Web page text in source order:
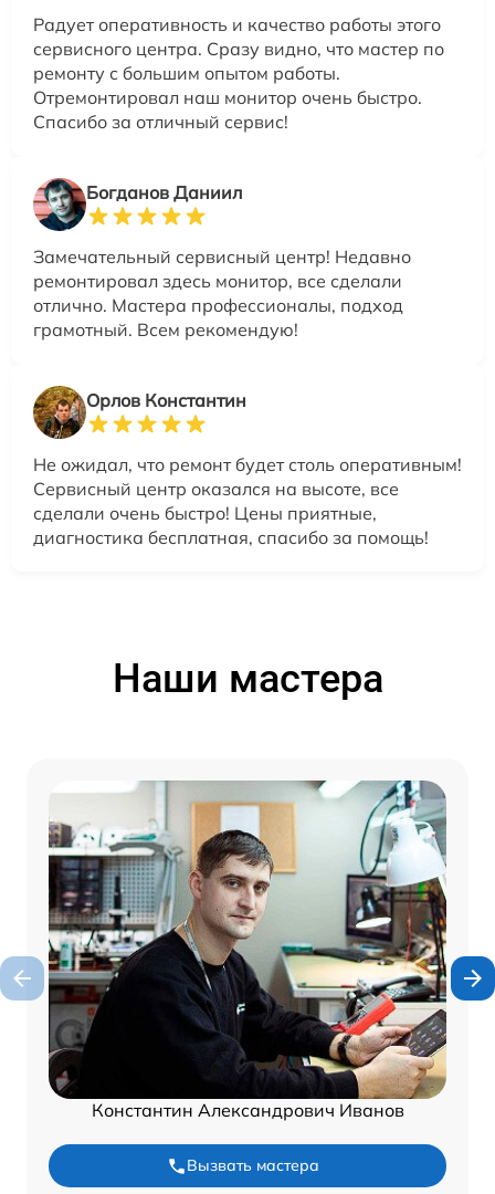
Радует оперативность и качество работы этого
сервисного центра. Сразу видно, что мастер по
ремонту с большим опытом работы.
Отремонтировал наш монитор очень быстро.
Спасибо за отличный сервис!
Богданов Даниил
Замечательный сервисный центр! Недавно
ремонтировал здесь монитор, все сделали
отлично. Мастера профессионалы, подход
грамотный. Всем рекомендую!
Орлов Константин
Не ожидал, что ремонт будет столь оперативным!
Сервисный центр оказался на высоте, все
сделали очень быстро! Цены приятные,
диагностика бесплатная, спасибо за помощь!
Наши мастера
Константин Александрович Иванов
Вызвать мастера